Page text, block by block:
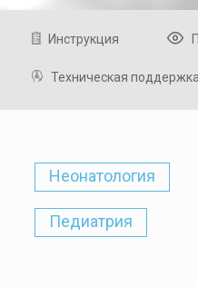
Инструкция
Техническая поддержка
Неонатология
Педиатрия